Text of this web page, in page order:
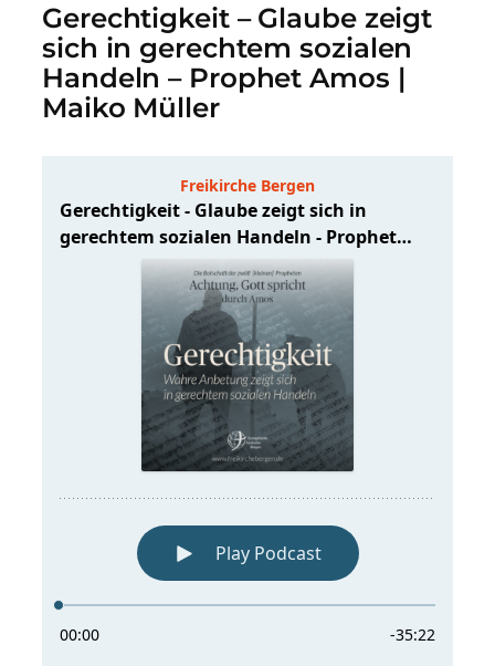
Gerechtigkeit – Glaube zeigt
sich in gerechtem sozialen
Handeln – Prophet Amos |
Maiko Müller